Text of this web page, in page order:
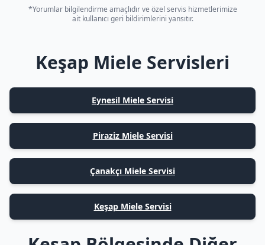
*Yorumlar bilgilendirme amaçlıdır ve özel servis hizmetlerimize
ait kullanıcı geri bildirimlerini yansıtır.
Keşap Miele Servisleri
Eynesil Miele Servisi
Piraziz Miele Servisi
Çanakçı Miele Servisi
Keşap Miele Servisi